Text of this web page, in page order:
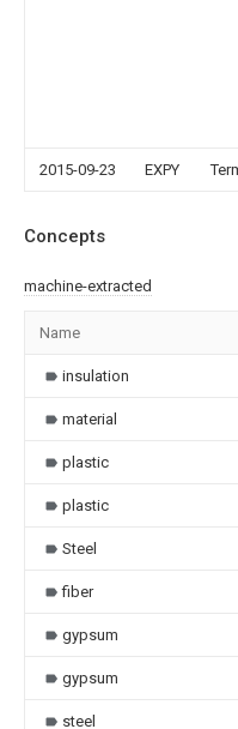
2015-09-23 EXPY
Concepts
machine-extracted
Name
insulation
material
plastic
plastic
Steel
fiber
gypsum
gypsum
steel